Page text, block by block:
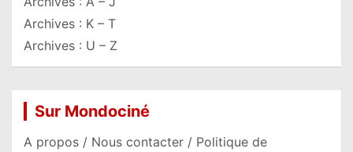
Archives : K – T
Archives : U – Z
Sur Mondociné
A propos / Nous contacter / Politique de